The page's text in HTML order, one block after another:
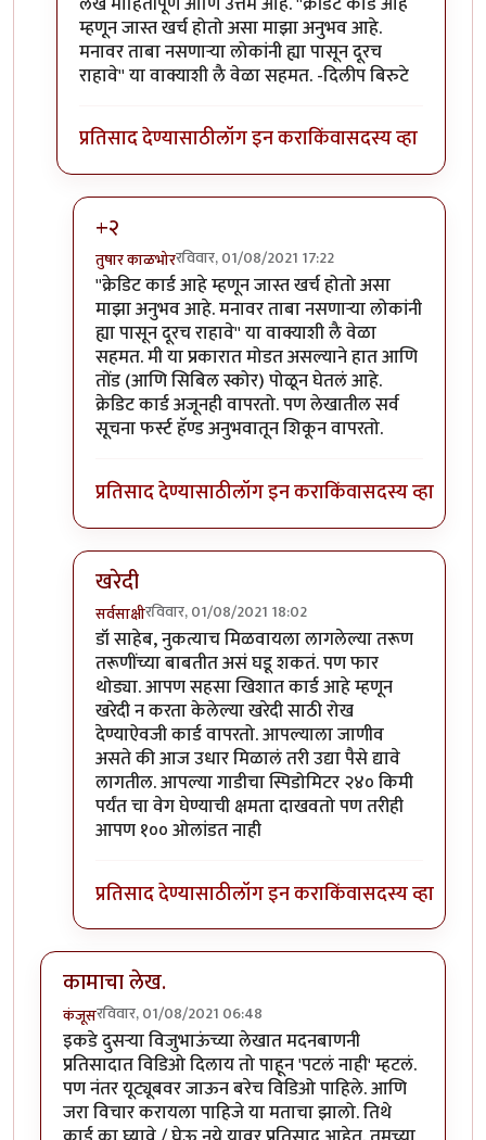
म्हणून जास्त खर्च होतो असा माझा अनुभव आहे.
मनावर ताबा नसणाऱ्या लोकांनी ह्या पासून दूरच
राहावे'' या वाक्याशी लै वेळा सहमत. -दिलीप बिरुटे
प्रतिसाद देण्यासाठीलॉग इन कराकिंवासदस्य व्हा
+२
तुषार काळभोररविवार, 01/08/2021 17:22
In reply toअगदी खरं.byप्रा.डॉ.दिलीप बिरुटे
''क्रेडिट कार्ड आहे म्हणून जास्त खर्च होतो असा
माझा अनुभव आहे. मनावर ताबा नसणाऱ्या लोकांनी
ह्या पासून दूरच राहावे'' या वाक्याशी लै वेळा
सहमत. मी या प्रकारात मोडत असल्याने हात आणि
तोंड (आणि सिबिल स्कोर) पोळून घेतलं आहे.
क्रेडिट कार्ड अजूनही वापरतो. पण लेखातील सर्व
सूचना फर्स्ट हॅण्ड अनुभवातून शिकून वापरतो.
प्रतिसाद देण्यासाठीलॉग इन कराकिंवासदस्य व्हा
खरेदी
सर्वसाक्षीरविवार, 01/08/2021 18:02
In reply toअगदी खरं.byप्रा.डॉ.दिलीप बिरुटे
डॉ साहेब, नुकत्याच मिळवायला लागलेल्या तरूण
तरूणींच्या बाबतीत असं घडू शकतं. पण फार
थोड्या. आपण सहसा खिशात कार्ड आहे म्हणून
खरेदी न करता केलेल्या खरेदी साठी रोख
देण्याऐवजी कार्ड वापरतो. आपल्याला जाणीव
असते की आज उधार मिळालं तरी उद्या पैसे द्यावे
लागतील. आपल्या गाडीचा स्पिडोमिटर २४० किमी
पर्यंत चा वेग घेण्याची क्षमता दाखवतो पण तरीही
आपण १०० ओलांडत नाही
प्रतिसाद देण्यासाठीलॉग इन कराकिंवासदस्य व्हा
कामाचा लेख.
कंजूसरविवार, 01/08/2021 06:48
इकडे दुसऱ्या विजुभाऊंच्या लेखात मदनबाणनी
प्रतिसादात विडिओ दिलाय तो पाहून 'पटलं नाही' म्हटलं.
पण नंतर यूट्यूबवर जाऊन बरेच विडिओ पाहिले. आणि
जरा विचार करायला पाहिजे या मताचा झालो. तिथे